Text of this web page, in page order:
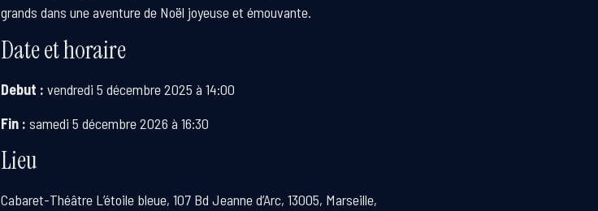
grands dans une aventure de Noël joyeuse et émouvante.
Date et horaire
Debut : vendredi 5 décembre 2025 à 14:00
Fin : samedi 5 décembre 2026 à 16:30
Lieu
Cabaret-Théâtre L’étoile bleue, 107 Bd Jeanne d’Arc, 13005, Marseille,